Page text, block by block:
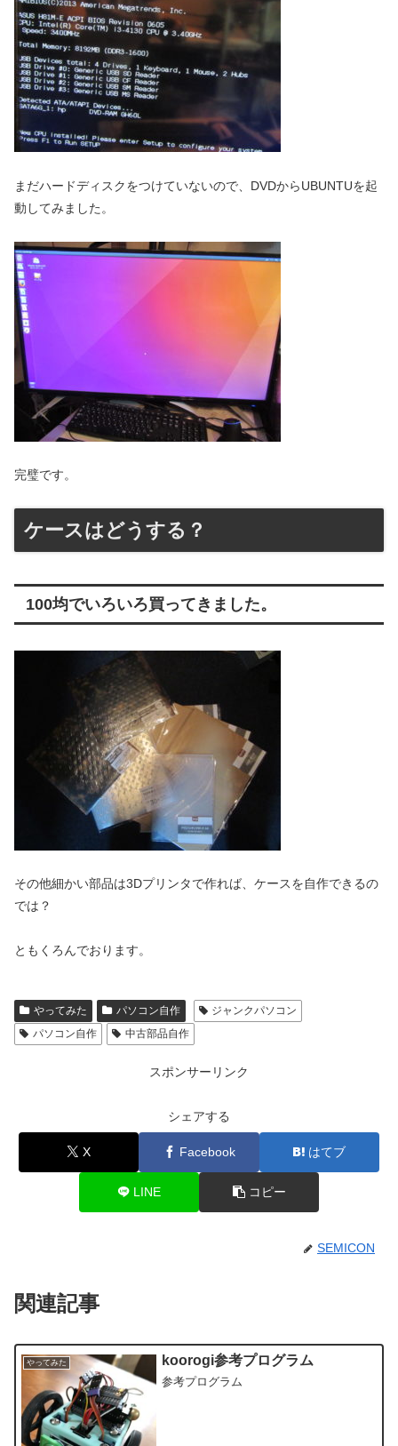
まだハードディスクをつけていないので、DVDからUBUNTUを起
動してみました。
完璧です。
ケースはどうする？
100均でいろいろ買ってきました。
その他細かい部品は3Dプリンタで作れば、ケースを自作できるの
では？
ともくろんでおります。
やってみた パソコン自作
ジャンクパソコン
パソコン自作
中古部品自作
スポンサーリンク
シェアする
X Facebook はてブ
LINE コピー
SEMICON
関連記事
やってみた koorogi参考プログラム
参考プログラム